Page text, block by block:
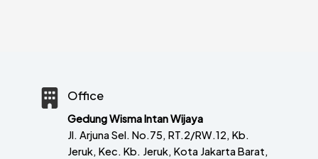
Office
Gedung Wisma Intan Wijaya
Jl. Arjuna Sel. No.75, RT.2/RW.12, Kb.
Jeruk, Kec. Kb. Jeruk, Kota Jakarta Barat,